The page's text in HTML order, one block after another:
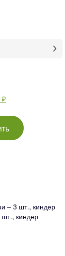
₽
– 3 шт., киндер
киндер